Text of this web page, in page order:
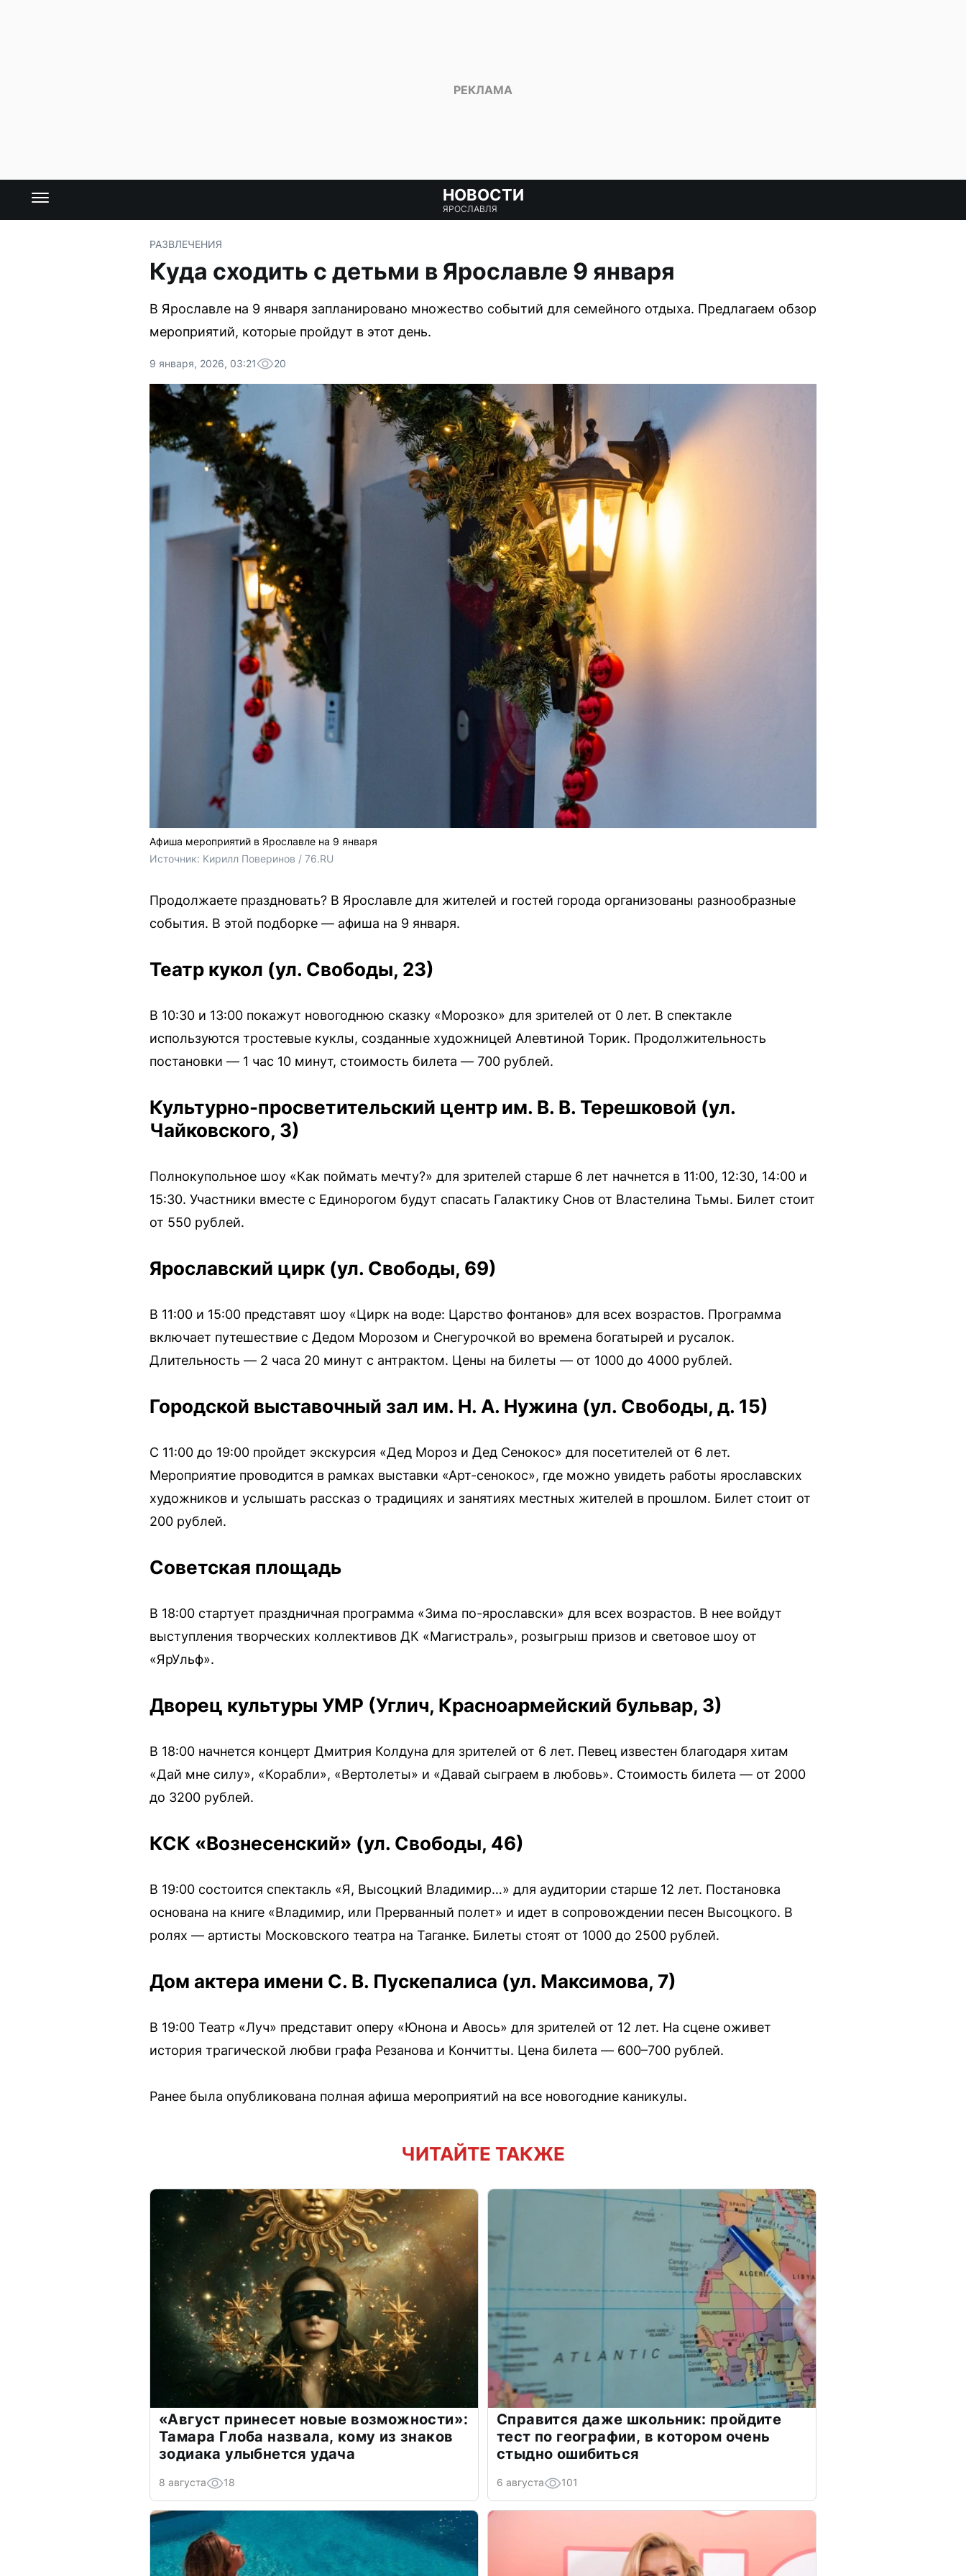
НОВОСТИ
ЯРОСЛАВЛЯ
РАЗВЛЕЧЕНИЯ
Куда сходить с детьми в Ярославле 9 января
В Ярославле на 9 января запланировано множество событий для семейного отдыха. Предлагаем обзор
мероприятий, которые пройдут в этот день.
9 января, 2026, 03:21 20
Афиша мероприятий в Ярославле на 9 января
Источник: Кирилл Поверинов / 76.RU
Продолжаете праздновать? В Ярославле для жителей и гостей города организованы разнообразные
события. В этой подборке — афиша на 9 января.
Театр кукол (ул. Свободы, 23)
В 10:30 и 13:00 покажут новогоднюю сказку «Морозко» для зрителей от 0 лет. В спектакле
используются тростевые куклы, созданные художницей Алевтиной Торик. Продолжительность
постановки — 1 час 10 минут, стоимость билета — 700 рублей.
Культурно-просветительский центр им. В. В. Терешковой (ул.
Чайковского, 3)
Полнокупольное шоу «Как поймать мечту?» для зрителей старше 6 лет начнется в 11:00, 12:30, 14:00 и
15:30. Участники вместе с Единорогом будут спасать Галактику Снов от Властелина Тьмы. Билет стоит
от 550 рублей.
Ярославский цирк (ул. Свободы, 69)
В 11:00 и 15:00 представят шоу «Цирк на воде: Царство фонтанов» для всех возрастов. Программа
включает путешествие с Дедом Морозом и Снегурочкой во времена богатырей и русалок.
Длительность — 2 часа 20 минут с антрактом. Цены на билеты — от 1000 до 4000 рублей.
Городской выставочный зал им. Н. А. Нужина (ул. Свободы, д. 15)
С 11:00 до 19:00 пройдет экскурсия «Дед Мороз и Дед Сенокос» для посетителей от 6 лет.
Мероприятие проводится в рамках выставки «Арт-сенокос», где можно увидеть работы ярославских
художников и услышать рассказ о традициях и занятиях местных жителей в прошлом. Билет стоит от
200 рублей.
Советская площадь
В 18:00 стартует праздничная программа «Зима по-ярославски» для всех возрастов. В нее войдут
выступления творческих коллективов ДК «Магистраль», розыгрыш призов и световое шоу от
«ЯрУльф».
Дворец культуры УМР (Углич, Красноармейский бульвар, 3)
В 18:00 начнется концерт Дмитрия Колдуна для зрителей от 6 лет. Певец известен благодаря хитам
«Дай мне силу», «Корабли», «Вертолеты» и «Давай сыграем в любовь». Стоимость билета — от 2000
до 3200 рублей.
КСК «Вознесенский» (ул. Свободы, 46)
В 19:00 состоится спектакль «Я, Высоцкий Владимир…» для аудитории старше 12 лет. Постановка
основана на книге «Владимир, или Прерванный полет» и идет в сопровождении песен Высоцкого. В
ролях — артисты Московского театра на Таганке. Билеты стоят от 1000 до 2500 рублей.
Дом актера имени С. В. Пускепалиса (ул. Максимова, 7)
В 19:00 Театр «Луч» представит оперу «Юнона и Авось» для зрителей от 12 лет. На сцене оживет
история трагической любви графа Резанова и Кончитты. Цена билета — 600–700 рублей.
Ранее была опубликована полная афиша мероприятий на все новогодние каникулы.
ЧИТАЙТЕ ТАКЖЕ
«Август принесет новые возможности»:
Тамара Глоба назвала, кому из знаков
зодиака улыбнется удача
8 августа 18
Справится даже школьник: пройдите
тест по географии, в котором очень
стыдно ошибиться
6 августа 101